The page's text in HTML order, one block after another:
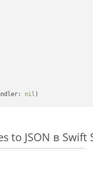
nil
to JSON в Swift